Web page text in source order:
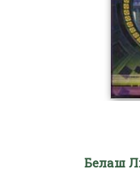
Белаш